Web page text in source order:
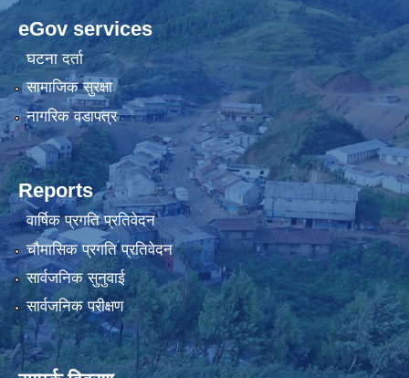
eGov services
घटना दर्ता
सामाजिक सुरक्षा
नागरिक वडापत्र
Reports
वार्षिक प्रगति प्रतिवेदन
चौमासिक प्रगति प्रतिवेदन
सार्वजनिक सुनुवाई
सार्वजनिक परीक्षण